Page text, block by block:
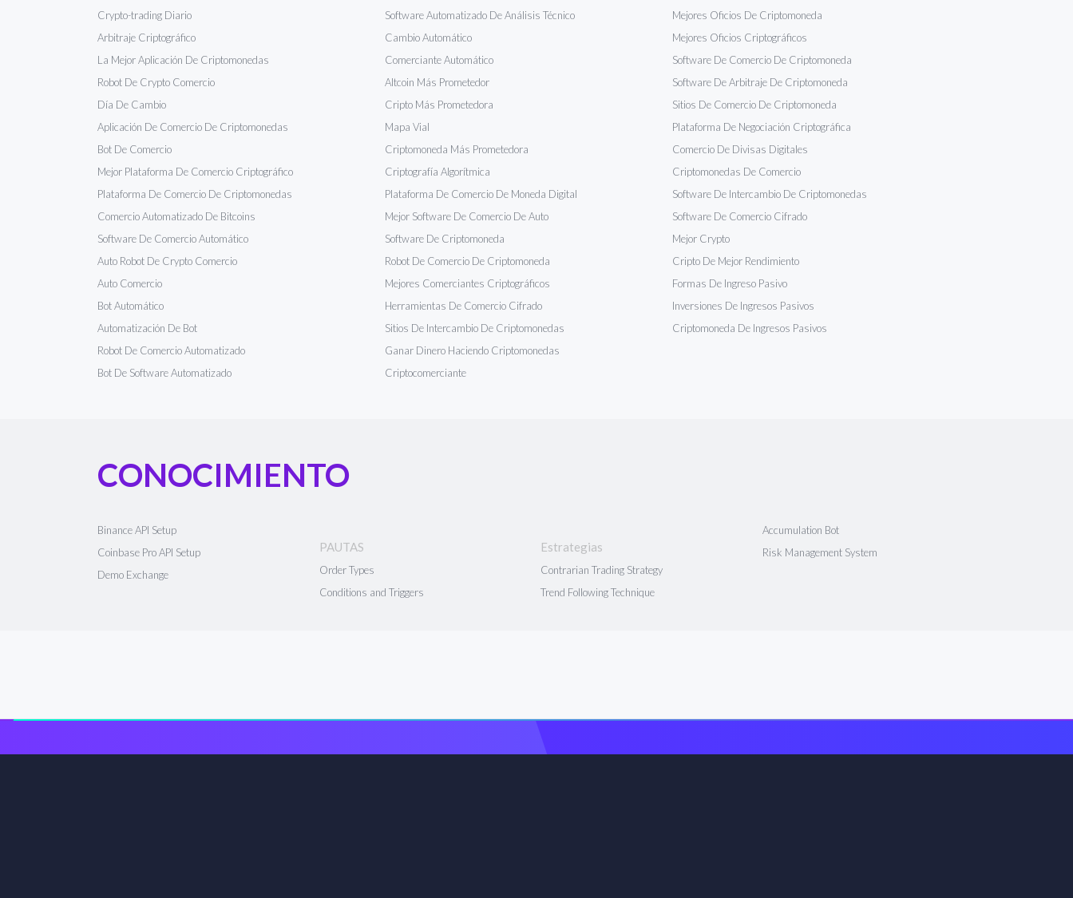
Crypto-trading Diario
Arbitraje Criptográfico
La Mejor Aplicación De Criptomonedas
Robot De Crypto Comercio
Día De Cambio
Aplicación De Comercio De Criptomonedas
Bot De Comercio
Mejor Plataforma De Comercio Criptográfico
Plataforma De Comercio De Criptomonedas
Comercio Automatizado De Bitcoins
Software De Comercio Automático
Auto Robot De Crypto Comercio
Auto Comercio
Bot Automático
Automatización De Bot
Robot De Comercio Automatizado
Bot De Software Automatizado
Software Automatizado De Análisis Técnico
Cambio Automático
Comerciante Automático
Altcoin Más Prometedor
Cripto Más Prometedora
Mapa Vial
Criptomoneda Más Prometedora
Criptografía Algorítmica
Plataforma De Comercio De Moneda Digital
Mejor Software De Comercio De Auto
Software De Criptomoneda
Robot De Comercio De Criptomoneda
Mejores Comerciantes Criptográficos
Herramientas De Comercio Cifrado
Sitios De Intercambio De Criptomonedas
Ganar Dinero Haciendo Criptomonedas
Criptocomerciante
Mejores Oficios De Criptomoneda
Mejores Oficios Criptográficos
Software De Comercio De Criptomoneda
Software De Arbitraje De Criptomoneda
Sitios De Comercio De Criptomoneda
Plataforma De Negociación Criptográfica
Comercio De Divisas Digitales
Criptomonedas De Comercio
Software De Intercambio De Criptomonedas
Software De Comercio Cifrado
Mejor Crypto
Cripto De Mejor Rendimiento
Formas De Ingreso Pasivo
Inversiones De Ingresos Pasivos
Criptomoneda De Ingresos Pasivos
CONOCIMIENTO
Binance API Setup
Coinbase Pro API Setup
Demo Exchange
PAUTAS
Order Types
Conditions and Triggers
Estrategias
Contrarian Trading Strategy
Trend Following Technique
Accumulation Bot
Risk Management System